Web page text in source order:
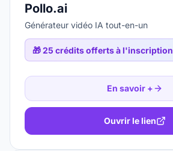
Pollo.ai
Générateur vidéo IA tout-en-un
🎁25 crédits offerts à l'inscription
En savoir +
Ouvrir le lien